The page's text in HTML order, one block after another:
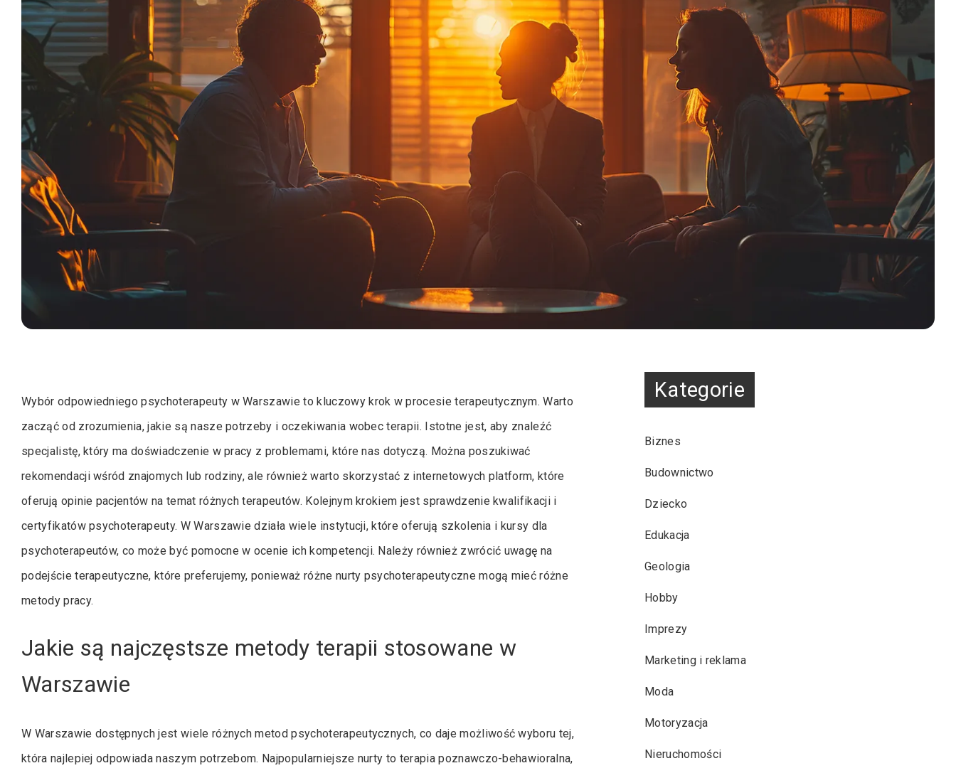
Wybór odpowiedniego psychoterapeuty w Warszawie to kluczowy krok w procesie terapeutycznym. Warto
zacząć od zrozumienia, jakie są nasze potrzeby i oczekiwania wobec terapii. Istotne jest, aby znaleźć
specjalistę, który ma doświadczenie w pracy z problemami, które nas dotyczą. Można poszukiwać
rekomendacji wśród znajomych lub rodziny, ale również warto skorzystać z internetowych platform, które
oferują opinie pacjentów na temat różnych terapeutów. Kolejnym krokiem jest sprawdzenie kwalifikacji i
certyfikatów psychoterapeuty. W Warszawie działa wiele instytucji, które oferują szkolenia i kursy dla
psychoterapeutów, co może być pomocne w ocenie ich kompetencji. Należy również zwrócić uwagę na
podejście terapeutyczne, które preferujemy, ponieważ różne nurty psychoterapeutyczne mogą mieć różne
metody pracy.
Jakie są najczęstsze metody terapii stosowane w
Warszawie
W Warszawie dostępnych jest wiele różnych metod psychoterapeutycznych, co daje możliwość wyboru tej,
która najlepiej odpowiada naszym potrzebom. Najpopularniejsze nurty to terapia poznawczo-behawioralna,
Kategorie
Biznes
Budownictwo
Dziecko
Edukacja
Geologia
Hobby
Imprezy
Marketing i reklama
Moda
Motoryzacja
Nieruchomości